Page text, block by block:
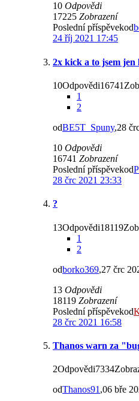
10 Odpovědi
17225 Zobrazení
Poslední příspěvekod
24 říj 2021 17:45
2x kick a to jsem jen
1
2
odBE5T_Spuny,28
10 Odpovědi
16741 Zobrazení
Poslední příspěvekod
28 črc 2021 23:33
?
1
2
odborko369,27 črc
13 Odpovědi
18119 Zobrazení
Poslední příspěvekod
28 črc 2021 16:58
Thanos warn za
odThanos91 ,06 bře